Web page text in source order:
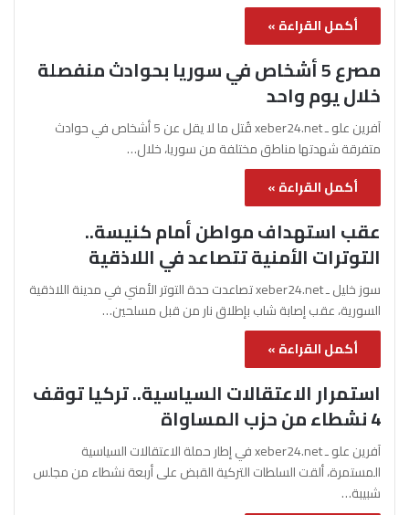
أكمل القراءة »
مصرع 5 أشخاص في سوريا بحوادث منفصلة
خلال يوم واحد
آفرين علو ـ xeber24.net قُتل ما لا يقل عن 5 أشخاص في حوادث
متفرقة شهدتها مناطق مختلفة من سوريا، خلال…
أكمل القراءة »
عقب استهداف مواطن أمام كنيسة..
التوترات الأمنية تتصاعد في اللاذقية
سوز خليل ـ xeber24.net تصاعدت حدة التوتر الأمني في مدينة اللاذقية
السورية، عقب إصابة شاب بإطلاق نار من قبل مسلحين…
أكمل القراءة »
استمرار الاعتقالات السياسية.. تركيا توقف
4 نشطاء من حزب المساواة
آفرين علو ـ xeber24.net في إطار حملة الاعتقالات السياسية
المستمرة، ألقت السلطات التركية القبض على أربعة نشطاء من مجلس
شبيبة…